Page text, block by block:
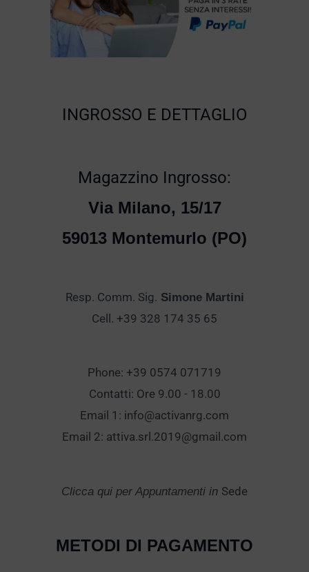
INGROSSO E DETTAGLIO
Magazzino Ingrosso:
Via Milano, 15/17
59013 Montemurlo (PO)
Resp. Comm. Sig. Simone Martini
Cell. +39 328 174 35 65
Phone: +39 0574 071719
Contatti: Ore 9.00 - 18.00
Email 1: info@activanrg.com
Email 2: attiva.srl.2019@gmail.com
Clicca qui per Appuntamenti in Sede
METODI DI PAGAMENTO